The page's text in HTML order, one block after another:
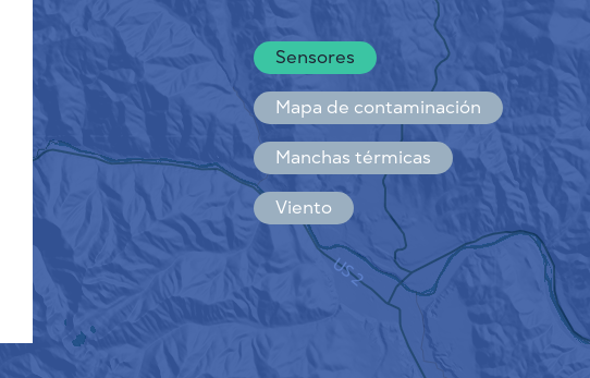
Sensores
Mapa de contaminación
Manchas térmicas
Viento
Deutsch
Español
Français
CÓMO FUNCIONA
INVESTIGACIÓN
POLÍTICA DE PRIVACIDAD
CONDICIONES GENERALES